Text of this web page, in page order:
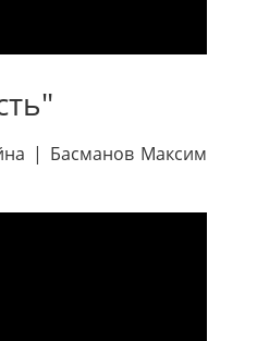
| Басманов Максим